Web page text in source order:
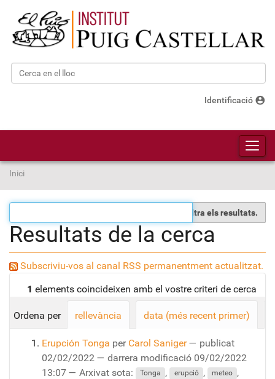
Cerca
Identificació account_circle
Inici
Filtra els resultats.
Resultats de la cerca
Subscriviu-vos al canal RSS permanentment actualitzat.
1 elements coincideixen amb el vostre criteri de cerca
Ordena per rellevància data (més recent primer)
Erupción Tonga per Carol Saniger — publicat
02/02/2022 — darrera modificació 09/02/2022
13:07 — Arxivat sota: Tonga , erupció , meteo ,